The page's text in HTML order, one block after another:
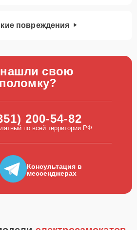
повреждения
свою
поломку?
200-54-82
по всей территории РФ
Консультация в
мессенджерах